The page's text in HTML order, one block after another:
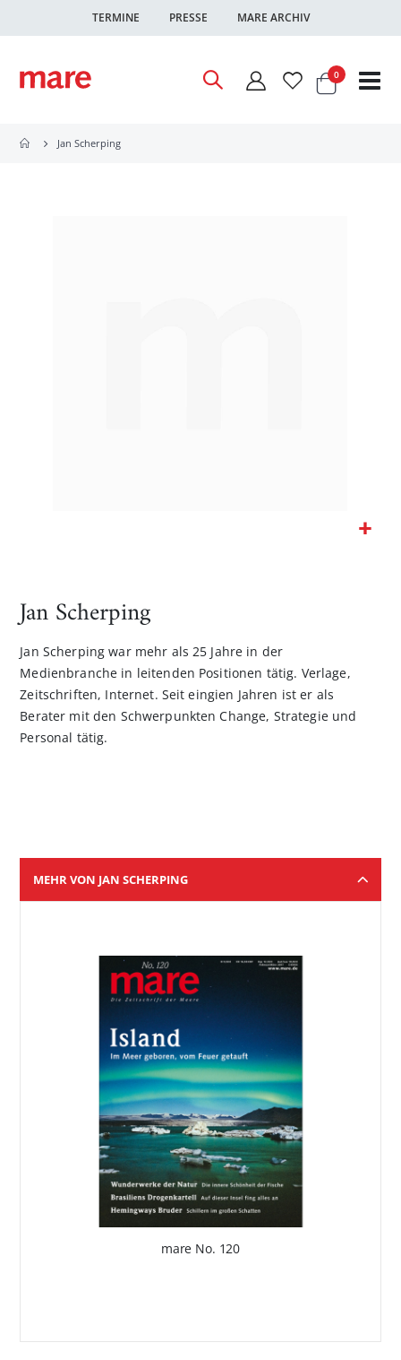
TERMINE PRESSE MARE ARCHIV
Warenkorb
0Artikel
Jan Scherping
Bildgalerie
Jan Scherping
Jan Scherping war mehr als 25 Jahre in der
Medienbranche in leitenden Positionen tätig. Verlage,
Zeitschriften, Internet. Seit eingien Jahren ist er als
Berater mit den Schwerpunkten Change, Strategie und
Personal tätig.
MEHR VON JAN SCHERPING
mare No. 120